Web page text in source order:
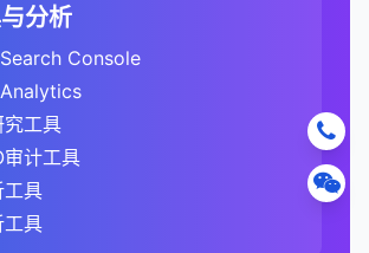
告诉搜索引擎索引哪个版本的页面。
URL是解决重复内容问题和集中链接
。通过正确实施规范URL，网站管理
引擎将链接权益集中到首选URL版
容的排名潜力。规范URL应该是任何
重要组成部分，特别是对于内容丰富
站。
评估，考虑了时间、互动和转化等多
行为分析
：GA4的基于事件的模型可
捉用户在单页应用和现代网站上的行
方法
工具：Hootsuite、Buffer、
竞争分析是制定有效SEO策略的关键
分析竞争对手的关键词排名、内容策
技术SEO和用户体验，你可以识别机
并制定差异化的策略来提高你的搜索
行竞争分析可以帮助你保持领先地
变化的搜索环境。
改
或更新的页面以进行索引。
对重要页面的索引。
：
关键词加密政策，Google
Analytics中，可以在"获取" > "搜索
询"报告中查看一些关键词数据。
键词数据更加有限，建议结合
Console进行关键词分析。
面表现
流量的转化率和转化价值。
和关键转化页面。
，找出流失点。
词和页面的转化表现。
和索引问题。
和Core Web Vitals表现。
。
层次结构数据，如网站结构、内容分
理分布数据，如来自不同地区的流
展示多个相关指标，提供整体性能视
搜索量的季节性变化。
划内容和营销活动。
：用户寻求信息或答案。
：用户试图访问特定网站。
：用户准备购买产品或服务。
缺失、重复、过长或过短的标题标签。
、重复、过长或过短的元描述。
、重复、多个H1标签等问题。
失alt文本、未压缩图片、图片尺寸问
长URL、非SEO友好URL、参数问题
的行业分布。
的网站类型（如博客、新闻网站、论
的外链概况
：
用自然，避免过度优化。
（H1、H2、H3等）的使用。
读性和格式（如段落长度、列表使
。
度和全面性。
析
内容深度和广度。
：
手使用的内容类型（如博客、指南、
图表等）。
容类型的表现。
：
对手内容的质量、原创性和价值。
分析
Console
究工具
审计工具
工具
工具